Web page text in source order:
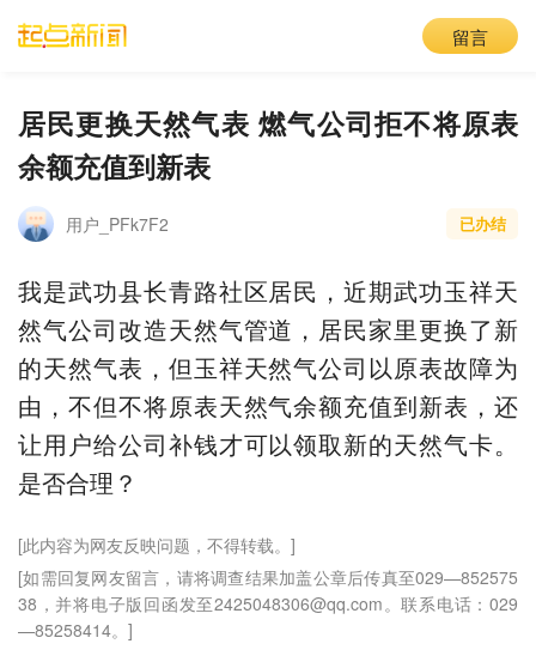
留言
居民更换天然气表 燃气公司拒不将原表
余额充值到新表
用户_PFk7F2 已办结
我是武功县长青路社区居民，近期武功玉祥天
然气公司改造天然气管道，居民家里更换了新
的天然气表，但玉祥天然气公司以原表故障为
由，不但不将原表天然气余额充值到新表，还
让用户给公司补钱才可以领取新的天然气卡。
是否合理？
[此内容为网友反映问题，不得转载。]
[如需回复网友留言，请将调查结果加盖公章后传真至029—852575
38，并将电子版回函发至2425048306@qq.com。联系电话：029
—85258414。]